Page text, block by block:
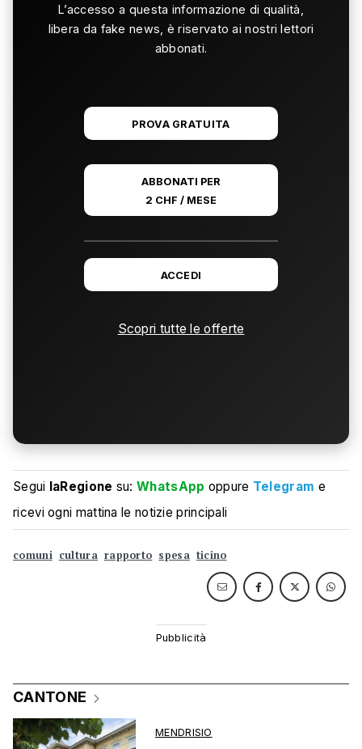
L’accesso a questa informazione di qualità,
libera da fake news, è riservato ai nostri lettori
abbonati.
PROVA GRATUITA
ABBONATI PER
2 CHF / MESE
ACCEDI
Scopri tutte le offerte
Segui laRegione su:WhatsApp oppure Telegram e
ricevi ogni mattina le notizie principali
comuni cultura rapporto spesa ticino
CANTONE
MENDRISIO